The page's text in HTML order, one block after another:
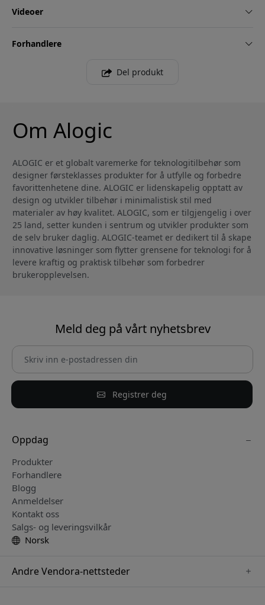
Videoer
Forhandlere
Del produkt
Om Alogic
ALOGIC er et globalt varemerke for teknologitilbehør som
designer førsteklasses produkter for å utfylle og forbedre
favorittenhetene dine. ALOGIC er lidenskapelig opptatt av
design og utvikler tilbehør i minimalistisk stil med
materialer av høy kvalitet. ALOGIC, som er tilgjengelig i over
25 land, setter kunden i sentrum og utvikler produkter som
de selv bruker daglig. ALOGIC-teamet er dedikert til å skape
innovative løsninger som flytter grensene for teknologi for å
levere kraftig og praktisk tilbehør som forbedrer
brukeropplevelsen.
Meld deg på vårt nyhetsbrev
Registrer deg
Oppdag
Produkter
Forhandlere
Blogg
Anmeldelser
Kontakt oss
Salgs- og leveringsvilkår
Norsk
Andre Vendora-nettsteder